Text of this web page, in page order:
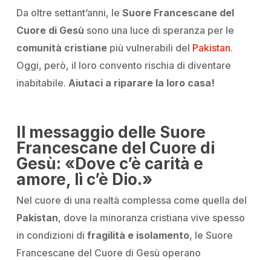
Da oltre settant’anni, le Suore Francescane del
Cuore di Gesù sono una luce di speranza per le
comunità cristianepiù vulnerabili del Pakistan.
Oggi, però, il loro convento rischia di diventare
inabitabile. Aiutaci a riparare la loro casa!
Il messaggio delle Suore
Francescane del Cuore di
Gesù: «Dove c’è carità e
amore, lì c’è Dio.»
Nel cuore di una realtà complessa come quella del
Pakistan, dove la minoranza cristiana vive spesso
in condizioni difragilità e isolamento, le Suore
Francescane del Cuore di Gesù operano